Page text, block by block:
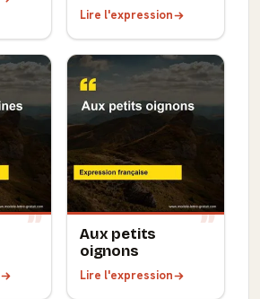
Lire l'expression
Aux petits
oignons
Lire l'expression